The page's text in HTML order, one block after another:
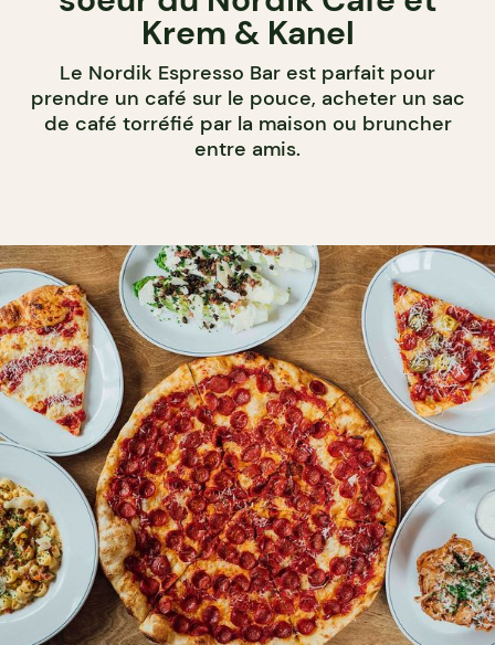
Krem & Kanel
Le Nordik Espresso Bar est parfait pour
prendre un café sur le pouce, acheter un sac
de café torréfié par la maison ou bruncher
entre amis.